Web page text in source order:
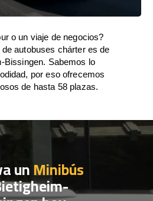
o un viaje de negocios?
autobuses chárter es de
Bissingen. Sabemos lo
por eso ofrecemos
de hasta 58 plazas.
unMinibús